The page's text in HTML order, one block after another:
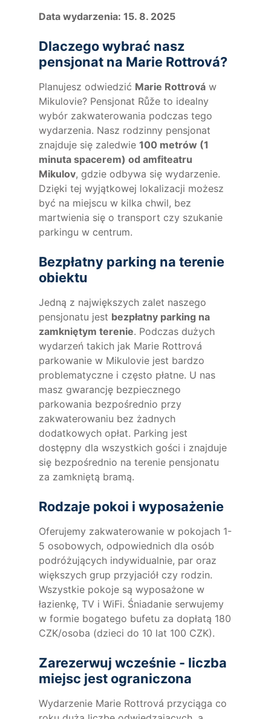
Data wydarzenia: 15. 8. 2025
Dlaczego wybrać nasz
pensjonat na Marie Rottrová?
Planujesz odwiedzić Marie Rottrová w
Mikulovie? Pensjonat Růže to idealny
wybór zakwaterowania podczas tego
wydarzenia. Nasz rodzinny pensjonat
znajduje się zaledwie 100 metrów (1
minuta spacerem) od amfiteatru
Mikulov, gdzie odbywa się wydarzenie.
Dzięki tej wyjątkowej lokalizacji możesz
być na miejscu w kilka chwil, bez
martwienia się o transport czy szukanie
parkingu w centrum.
Bezpłatny parking na terenie
obiektu
Jedną z największych zalet naszego
pensjonatu jest bezpłatny parking na
zamkniętym terenie. Podczas dużych
wydarzeń takich jak Marie Rottrová
parkowanie w Mikulovie jest bardzo
problematyczne i często płatne. U nas
masz gwarancję bezpiecznego
parkowania bezpośrednio przy
zakwaterowaniu bez żadnych
dodatkowych opłat. Parking jest
dostępny dla wszystkich gości i znajduje
się bezpośrednio na terenie pensjonatu
za zamkniętą bramą.
Rodzaje pokoi i wyposażenie
Oferujemy zakwaterowanie w pokojach 1-
5 osobowych, odpowiednich dla osób
podróżujących indywidualnie, par oraz
większych grup przyjaciół czy rodzin.
Wszystkie pokoje są wyposażone w
łazienkę, TV i WiFi. Śniadanie serwujemy
w formie bogatego bufetu za dopłatą 180
CZK/osoba (dzieci do 10 lat 100 CZK).
Zarezerwuj wcześnie - liczba
miejsc jest ograniczona
Wydarzenie Marie Rottrová przyciąga co